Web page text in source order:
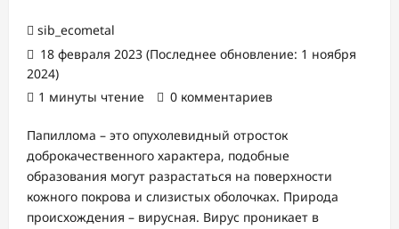
sib_ecometal
18 февраля 2023 (Последнее обновление: 1 ноября
2024)
1 минуты чтение
0 комментариев
Папиллома – это опухолевидный отросток
доброкачественного характера, подобные
образования могут разрастаться на поверхности
кожного покрова и слизистых оболочках. Природа
происхождения – вирусная. Вирус проникает в